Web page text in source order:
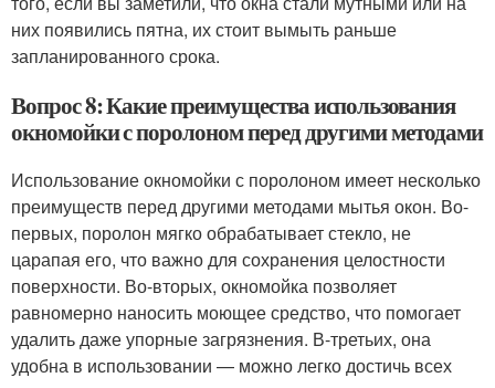
них появились пятна, их стоит вымыть раньше
запланированного срока.
Вопрос 8: Какие преимущества использования
окномойки с поролоном перед другими методами
Использование окномойки с поролоном имеет несколько
преимуществ перед другими методами мытья окон. Во-
первых, поролон мягко обрабатывает стекло, не
царапая его, что важно для сохранения целостности
поверхности. Во-вторых, окномойка позволяет
равномерно наносить моющее средство, что помогает
удалить даже упорные загрязнения. В-третьих, она
удобна в использовании — можно легко достичь всех